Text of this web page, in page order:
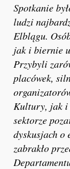
Spotkanie
ludzi
Elblągu.
jak i biernie
Przybyli
placówek,
Kultury, jak i
sektorze
dyskusjach o
zabrakło